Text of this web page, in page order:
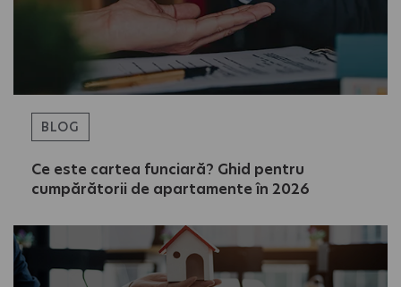
BLOG
Ce este cartea funciară? Ghid pentru
cumpărătorii de apartamente în 2026